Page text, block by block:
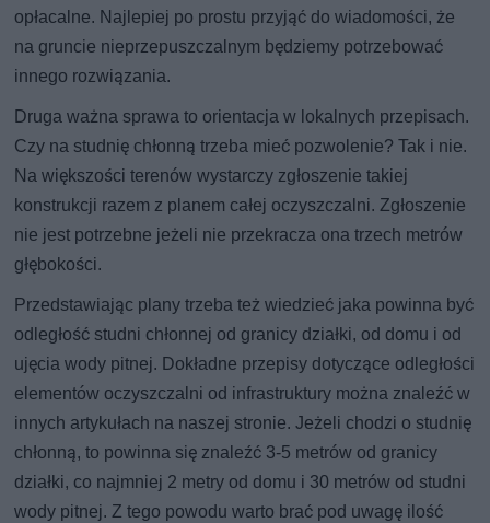
opłacalne. Najlepiej po prostu przyjąć do wiadomości, że
na gruncie nieprzepuszczalnym będziemy potrzebować
innego rozwiązania.
Druga ważna sprawa to orientacja w lokalnych przepisach.
Czy na studnię chłonną trzeba mieć pozwolenie? Tak i nie.
Na większości terenów wystarczy zgłoszenie takiej
konstrukcji razem z planem całej oczyszczalni. Zgłoszenie
nie jest potrzebne jeżeli nie przekracza ona trzech metrów
głębokości.
Przedstawiając plany trzeba też wiedzieć jaka powinna być
odległość studni chłonnej od granicy działki, od domu i od
ujęcia wody pitnej. Dokładne przepisy dotyczące odległości
elementów oczyszczalni od infrastruktury można znaleźć w
innych artykułach na naszej stronie. Jeżeli chodzi o studnię
chłonną, to powinna się znaleźć 3-5 metrów od granicy
działki, co najmniej 2 metry od domu i 30 metrów od studni
wody pitnej. Z tego powodu warto brać pod uwagę ilość